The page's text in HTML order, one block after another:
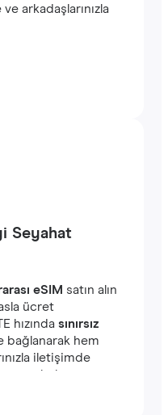
arkadaşlarınızla
Seyahat
eSIM satın alın
ücret
hızında sınırsız
bağlanarak hem
iletişimde
kolayca